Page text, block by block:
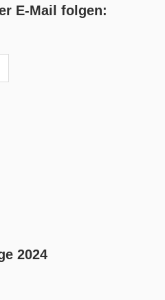
E-Mail folgen:
2024